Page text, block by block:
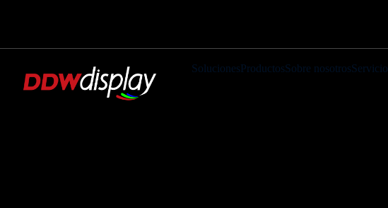
SolucionesProductosSobre nosotrosServicio